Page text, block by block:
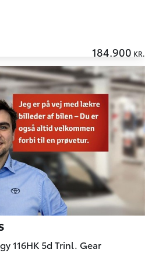
184.900 KR.
116HK 5d Trinl. Gear